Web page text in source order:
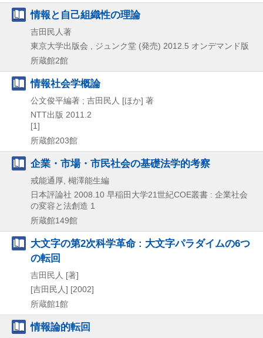
情報と自己組織性の理論
吉田民人著
東京大学出版会 , ジュンク堂 (発売) 2012.5 オンデマンド版
所蔵館2館
情報社会学概論
公文俊平編著 ; 吉田民人 [ほか] 著
NTT出版 2011.2
[1]
所蔵館203館
企業・市場・市民社会の基礎法学的考察
戒能通厚, 楜澤能生編
日本評論社 2008.10 早稲田大学21世紀COE叢書 : 企業社会
の変容と法創造 1
所蔵館149館
大文字の第2次科学革命 : 大文字パラダイムの6つ
の転回
吉田民人 [著]
[吉田民人] [2002]
所蔵館1館
情報論的転回